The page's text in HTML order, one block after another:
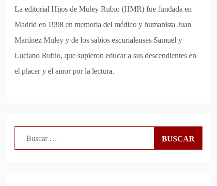
La editorial Hijos de Muley Rubio (HMR) fue fundada en
Madrid en 1998 en memoria del médico y humanista Juan
Martínez Muley y de los sabios escurialenses Samuel y
Luciano Rubio, que supieron educar a sus descendientes en
el placer y el amor por la lectura.